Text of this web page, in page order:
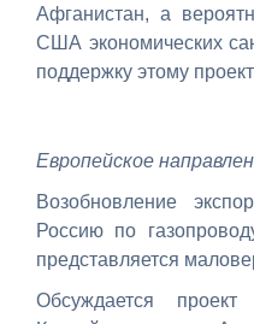
Афганистан, а
США экономических
поддержку этому
Европейское
Возобновление
Россию по
представляется
Обсуждается